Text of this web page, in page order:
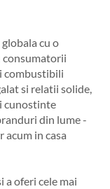
cu o
consumatorii
combustibili
si relatii solide,
cunostinte
din lume -
in casa
a oferi cele mai